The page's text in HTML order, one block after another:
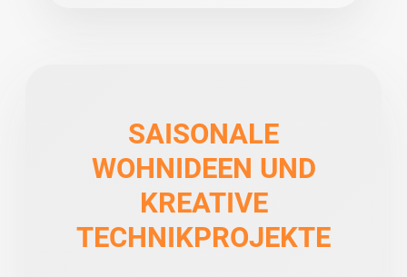
SAISONALE
WOHNIDEEN UND
KREATIVE
TECHNIKPROJEKTE